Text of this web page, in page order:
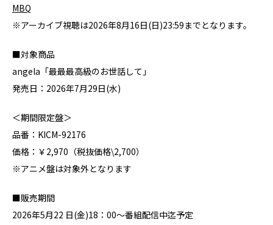
MBQ
※アーカイブ視聴は2026年8月16日(日)23:59までとなります。
■対象商品
angela「最最最高級のお世話して」
発売日：2026年7月29日(水)
＜期間限定盤＞
品番：KICM-92176
価格：￥2,970（税抜価格\2,700）
※アニメ盤は対象外となります
■販売期間
2026年5月22 日(金)18：00～番組配信中迄予定